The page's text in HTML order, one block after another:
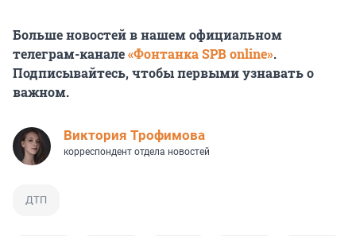
Больше новостей в нашем официальном
телеграм-канале«Фонтанка SPB online».
Подписывайтесь, чтобы первыми узнавать о
важном.
Виктория Трофимова
корреспондент отдела новостей
ДТП